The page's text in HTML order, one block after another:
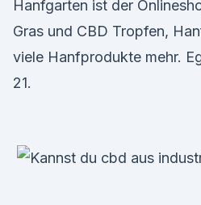
Hanfgarten ist der
Gras und CBD Tropfen,
viele Hanfprodukte mehr.
21.